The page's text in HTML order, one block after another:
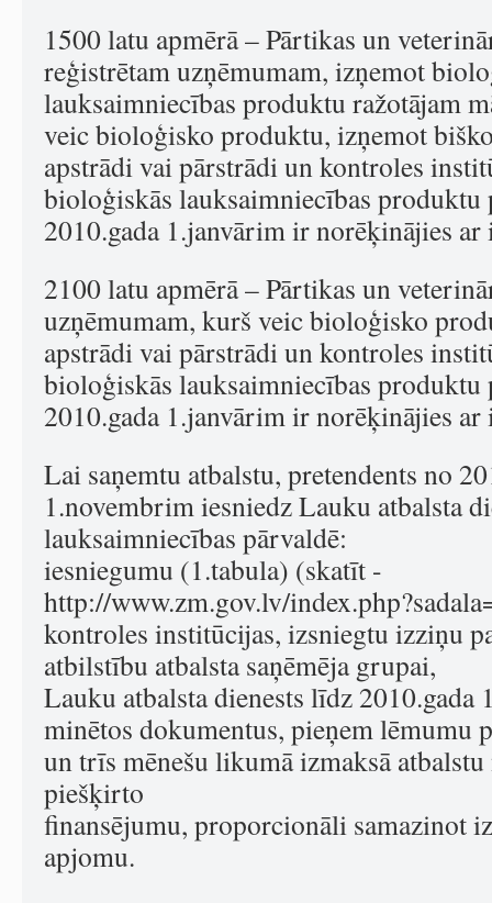
1500 latu apmērā – Pārtikas un
reģistrētam uzņēmumam, izņemot
lauksaimniecības produktu ražotājam
veic bioloģisko produktu, izņemot
apstrādi vai pārstrādi un kontroles
bioloģiskās lauksaimniecības
2010.gada 1.janvārim ir norēķinājies
2100 latu apmērā – Pārtikas un
uzņēmumam, kurš veic bioloģisko
apstrādi vai pārstrādi un kontroles
bioloģiskās lauksaimniecības
2010.gada 1.janvārim ir norēķinājies
Lai saņemtu atbalstu, pretendents no
1.novembrim iesniedz Lauku atbalsta
lauksaimniecības pārvaldē:
iesniegumu (1.tabula) (skatīt -
http://www.zm.gov.lv/
kontroles institūcijas, izsniegtu izziņu
atbilstību atbalsta saņēmēja grupai,
Lauku atbalsta dienests līdz 2010.gada
minētos dokumentus, pieņem lēmumu
un trīs mēnešu likumā izmaksā
piešķirto
finansējumu, proporcionāli samazinot
apjomu.